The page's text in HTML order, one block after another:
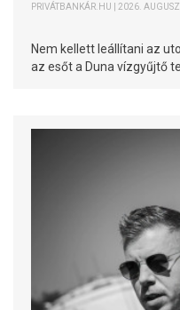
PRIVÁTBANKÁR.HU | 2026.
Nem kellett leállítani az
az esőt a Duna vízgyűjtő